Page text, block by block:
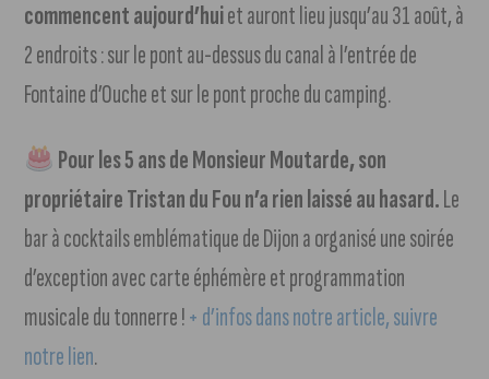
commencent aujourd’huiet auront lieu jusqu’au 31 août, à
2 endroits : sur le pont au-dessus du canal à l’entrée de
Fontaine d’Ouche et sur le pont proche du camping.
Pour les 5 ans de Monsieur Moutarde, son
propriétaire Tristan du Fou n’a rien laissé au hasard.Le
bar à cocktails emblématique de Dijon a organisé une soirée
d’exception avec carte éphémère et programmation
musicale du tonnerre !+ d’infos dans notre article, suivre
notre lien.